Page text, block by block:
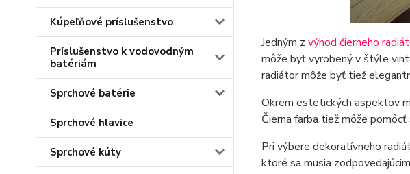
Kúpeľňové príslušenstvo
Príslušenstvo k vodovodným
batériám
Sprchové batérie
Sprchové hlavice
Sprchové kúty
Jedným z výhod čierneho
môže byť vyrobený v štýle
radiátor môže byť tiež
Okrem estetických aspektov
Čierna farba tiež môže
Pri výbere dekoratívneho
ktoré sa musia